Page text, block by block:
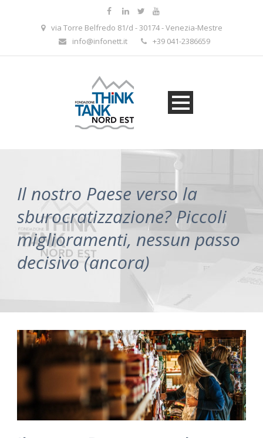
via Torre Belfredo 81/d - 30174 - Venezia-Mestre
info@infonett.it
+39 041-2386659
Il nostro Paese verso la
sburocratizzazione? Piccoli
miglioramenti, nessun passo
decisivo (ancora)